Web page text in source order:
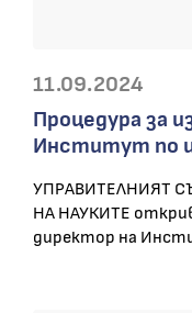
11.09.2024
Процедура за
Институт по
УПРАВИТЕЛНИЯТ
НА НАУКИТЕ
директор на